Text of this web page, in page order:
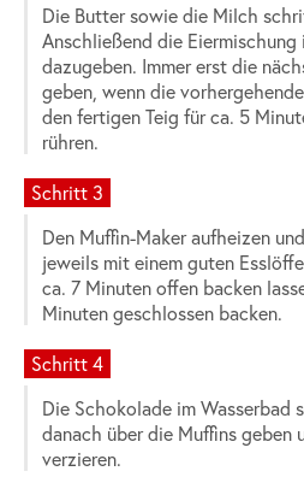
Die Butter sowie die Milch
Anschließend die
dazugeben. Immer erst die
geben, wenn die
den fertigen Teig für ca. 5
rühren.
Schritt 3
Den Muffin-Maker aufheizen
jeweils mit einem guten
ca. 7 Minuten offen backen
Minuten geschlossen backen.
Schritt 4
Die Schokolade im Wasserbad
danach über die Muffins geben
verzieren.